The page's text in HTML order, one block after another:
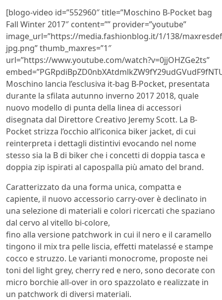
[blogo-video id=”552960″ title=”Moschino B-Pocket bag
Fall Winter 2017″ content=”” provider=”youtube”
image_url=”https://media.fashionblog.it/1/138/
jpg.png” thumb_maxres=”1″
url=”https://www.youtube.com/watch?v=0jjOHZGe2ts”
Moschino lancia l’esclusiva it-bag B-Pocket, presentata
durante la sfilata autunno inverno 2017 2018, quale
nuovo modello di punta della linea di accessori
disegnata dal Direttore Creativo Jeremy Scott. La B-
Pocket strizza l’occhio all’iconica biker jacket, di cui
reinterpreta i dettagli distintivi evocando nel nome
stesso sia la B di biker che i concetti di doppia tasca e
doppia zip ispirati al capospalla più amato del brand.
Caratterizzato da una forma unica, compatta e
capiente, il nuovo accessorio carry-over è declinato in
una selezione di materiali e colori ricercati che spaziano
dal cervo al vitello bi-colore,
fino alla versione patchwork in cui il nero e il caramello
tingono il mix tra pelle liscia, effetti matelassé e stampe
cocco e struzzo. Le varianti monocrome, proposte nei
toni del light grey, cherry red e nero, sono decorate con
micro borchie all-over in oro spazzolato e realizzate in
un patchwork di diversi materiali.